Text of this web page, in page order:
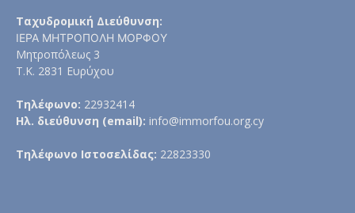
Ταχυδρομική Διεύθυνση:
ΙΕΡΑ ΜΗΤΡΟΠΟΛΗ ΜΟΡΦΟΥ
Μητροπόλεως 3
Τ.Κ. 2831 Ευρύχου
Τηλέφωνο: 22932414
Ηλ. διεύθυνση (email): info@immorfou.org.cy
Τηλέφωνο Ιστοσελίδας: 22823330